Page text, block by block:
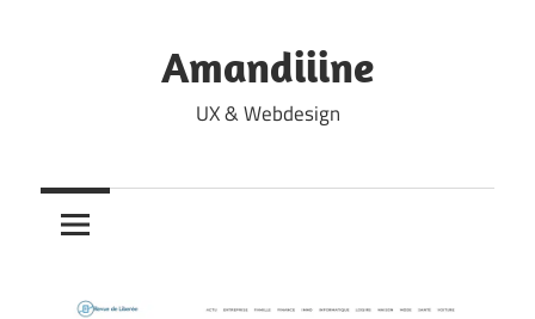
Amandiiine
UX & Webdesign